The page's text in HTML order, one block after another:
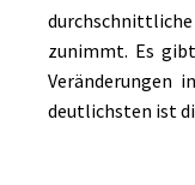
zunimmt. Es
Veränderungen
deutlichsten ist